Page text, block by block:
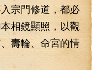
宗門修道，都必
相鏡顯照，以觀
壽輪、命宮的情